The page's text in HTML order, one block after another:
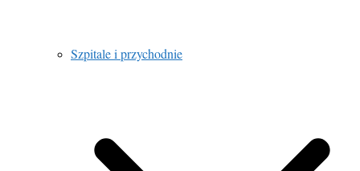
Szpitale i przychodnie